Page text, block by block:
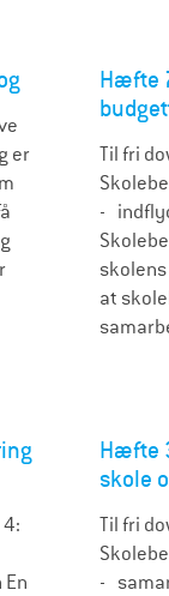
er
Hæfte
Til fri
-
at
Hæfte
skole
Til fri
-